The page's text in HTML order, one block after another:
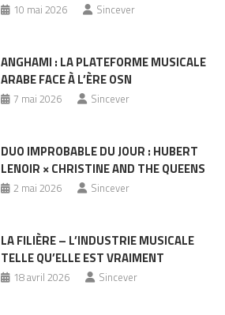
10 mai 2026 Sincever
ANGHAMI : LA PLATEFORME MUSICALE
ARABE FACE À L’ÈRE OSN
7 mai 2026 Sincever
DUO IMPROBABLE DU JOUR : HUBERT
LENOIR × CHRISTINE AND THE QUEENS
2 mai 2026 Sincever
LA FILIÈRE – L’INDUSTRIE MUSICALE
TELLE QU’ELLE EST VRAIMENT
18 avril 2026 Sincever